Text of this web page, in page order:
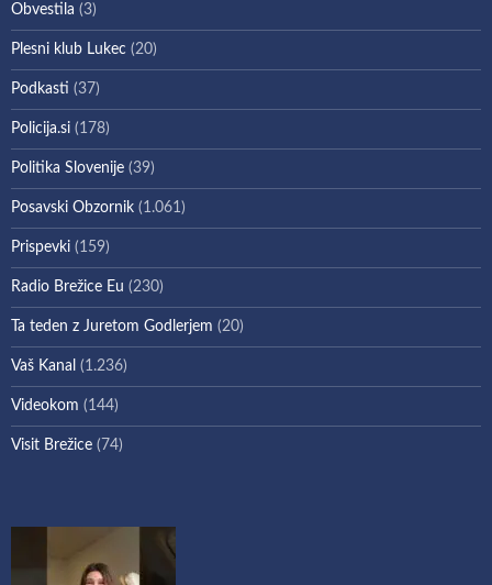
Obvestila (3)
Plesni klub Lukec (20)
Podkasti (37)
Policija.si (178)
Politika Slovenije (39)
Posavski Obzornik (1.061)
Prispevki (159)
Radio Brežice Eu (230)
Ta teden z Juretom Godlerjem (20)
Vaš Kanal (1.236)
Videokom (144)
Visit Brežice (74)